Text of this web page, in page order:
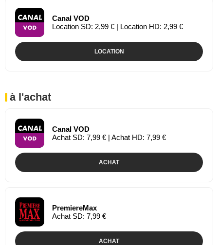
Canal VOD
Location SD: 2,99 € | Location HD: 2,99 €
LOCATION
à l'achat
Canal VOD
Achat SD: 7,99 € | Achat HD: 7,99 €
ACHAT
PremiereMax
Achat SD: 7,99 €
ACHAT